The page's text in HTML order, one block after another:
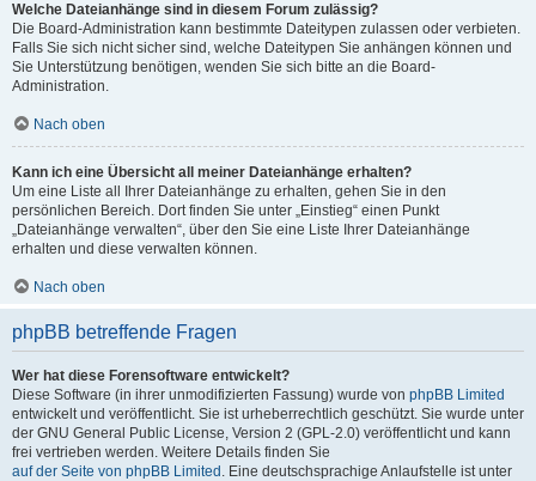
Welche Dateianhänge sind in diesem Forum zulässig?
Die Board-Administration kann bestimmte Dateitypen zulassen oder verbieten.
Falls Sie sich nicht sicher sind, welche Dateitypen Sie anhängen können und
Sie Unterstützung benötigen, wenden Sie sich bitte an die Board-
Administration.
Nach oben
Kann ich eine Übersicht all meiner Dateianhänge erhalten?
Um eine Liste all Ihrer Dateianhänge zu erhalten, gehen Sie in den
persönlichen Bereich. Dort finden Sie unter „Einstieg“ einen Punkt
„Dateianhänge verwalten“, über den Sie eine Liste Ihrer Dateianhänge
erhalten und diese verwalten können.
Nach oben
phpBB betreffende Fragen
Wer hat diese Forensoftware entwickelt?
Diese Software (in ihrer unmodifizierten Fassung) wurde von phpBB Limited
entwickelt und veröffentlicht. Sie ist urheberrechtlich geschützt. Sie wurde unter
der GNU General Public License, Version 2 (GPL-2.0) veröffentlicht und kann
frei vertrieben werden. Weitere Details finden Sie
auf der Seite von phpBB Limited . Eine deutschsprachige Anlaufstelle ist unter